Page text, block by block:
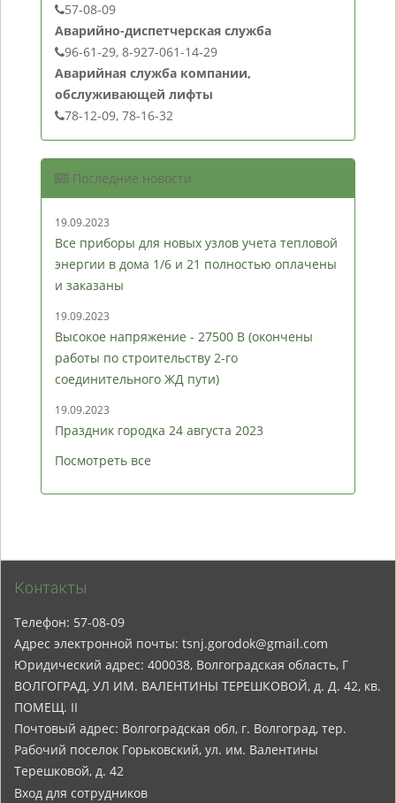
57-08-09
Аварийно-диспетчерская служба
96-61-29, 8-927-061-14-29
Аварийная служба компании,
обслуживающей лифты
78-12-09, 78-16-32
Последние новости
19.09.2023
Все приборы для новых узлов учета тепловой
энергии в дома 1/6 и 21 полностью оплачены
и заказаны
19.09.2023
Высокое напряжение - 27500 В (окончены
работы по строительству 2-го
соединительного ЖД пути)
19.09.2023
Праздник городка 24 августа 2023
Посмотреть все
Контакты
Телефон: 57-08-09
Адрес электронной почты: tsnj.gorodok@gmail.com
Юридический адрес: 400038, Волгоградская область, Г
ВОЛГОГРАД, УЛ ИМ. ВАЛЕНТИНЫ ТЕРЕШКОВОЙ, д. Д. 42, кв.
ПОМЕЩ. II
Почтовый адрес: Волгоградская обл, г. Волгоград, тер.
Рабочий поселок Горьковский, ул. им. Валентины
Терешковой, д. 42
Вход для сотрудников